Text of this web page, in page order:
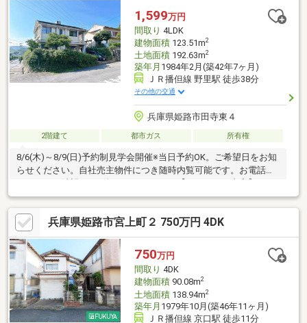
1,599万円
間取り 4LDK
建物面積123.51m2
土地面積192.63m2
築年月 1984年2月(築42年7ヶ月)
ＪＲ播但線 野里駅 徒歩38分
その他の交通
兵庫県姫路市田寺東４
2階建て 都市ガス 所有権
8/6(木)～8/9(日)予約制見学会開催※当日予約OK。ご希望日をお知
らせください。自社売主物件につき随時内覧可能です。お電話か
アリ工防除工事、雨漏り点検、設備点検【おすすめポイント】・
本物件は条件により住宅ローン減税が適用されます。・雨漏り、
構造上主要な部分の欠陥や・腐食、給排水管の故障や漏水につい
てお引渡しより２年間保証。・シロアリ防除工事施工後5年間保
証。【周辺施設】・安室東小学校まで約1200ｍ（徒歩約15分）・
姫路市立安室中学校まで約1300ｍ（徒歩17分）・セブン
兵庫県姫路市宮上町２ 750万円 4DK
750万円
間取り 4DK
建物面積90.08m2
土地面積138.94m2
築年月 1979年10月(築46年11ヶ月)
ＪＲ播但線 京口駅 徒歩11分